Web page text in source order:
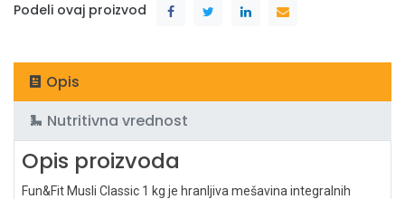
Podeli ovaj proizvod
Opis
Nutritivna vrednost
Opis proizvoda
Fun&Fit Musli Classic 1 kg je hranljiva mešavina integralnih